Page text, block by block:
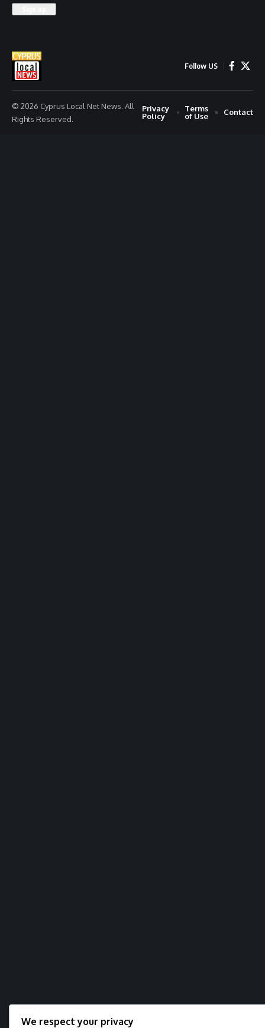
Follow US
© 2026 Cyprus Local Net News. All
Rights Reserved.
Privacy
Policy
Terms
of Use
Contact
We respect your privacy